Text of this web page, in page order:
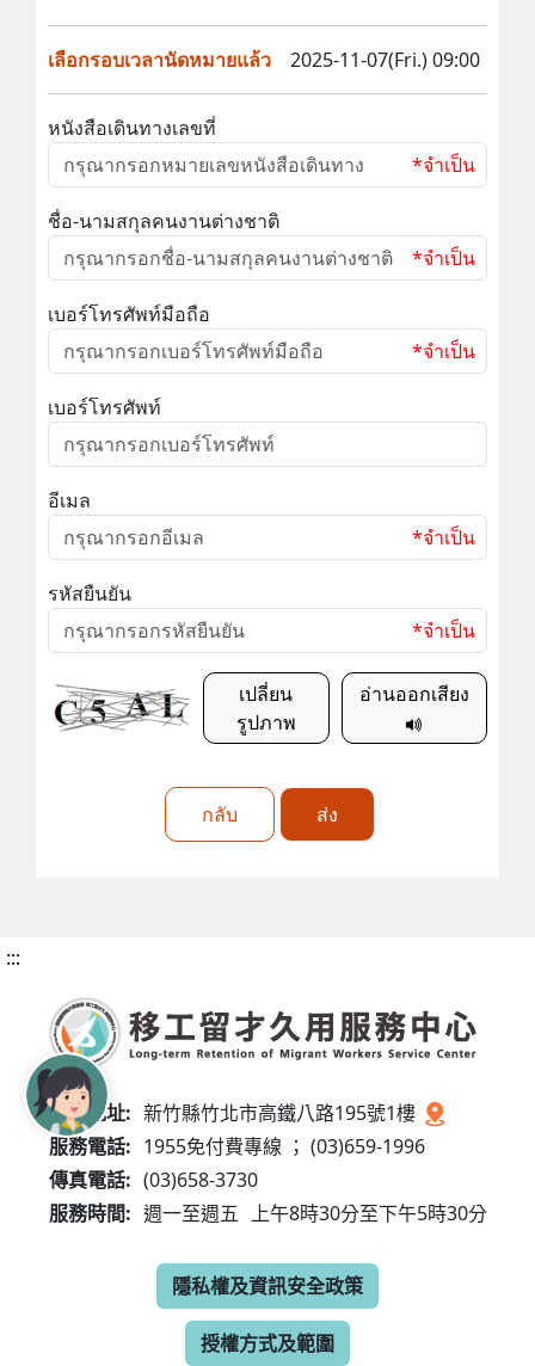
เลือกรอบเวลานัดหมายแล้ว 2025-11-07(Fri.) 09:00
หนังสือเดินทางเลขที่
*จำเป็น
ชื่อ-นามสกุลคนงานต่างชาติ
*จำเป็น
เบอร์โทรศัพท์มือถือ
*จำเป็น
เบอร์โทรศัพท์
อีเมล
*จำเป็น
รหัสยืนยัน
*จำเป็น
เปลี่ยน
รูปภาพ
อ่านออกเสียง
กลับ ส่ง
:::
服務地址: 新竹縣竹北市高鐵八路195號1樓
服務電話: 1955免付費專線 ； (03)659-1996
傳真電話: (03)658-3730
服務時間: 週一至週五 上午8時30分至下午5時30分
隱私權及資訊安全政策
授權方式及範圍